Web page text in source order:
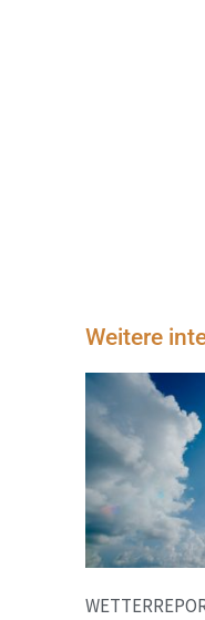
Weitere